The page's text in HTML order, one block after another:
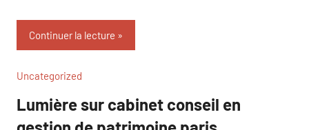
Continuer la lecture
Uncategorized
Lumière sur cabinet conseil en